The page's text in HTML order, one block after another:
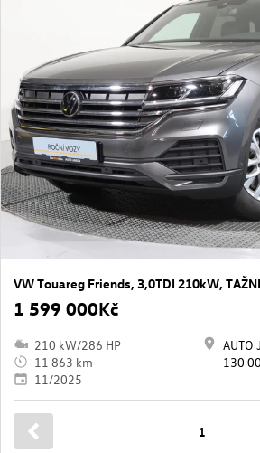
VW Touareg Friends, 3,0TDI 210kW,
1 599 000Kč
210 kW/286 HP
11 863 km
11/2025
AUTO
130
1